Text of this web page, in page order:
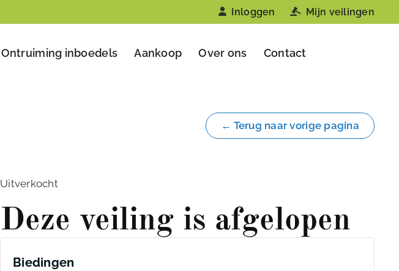
Inloggen Mijn veilingen
Ontruiming inboedels Aankoop Over ons Contact
← Terug naar vorige pagina
Uitverkocht
Deze veiling is afgelopen
Biedingen